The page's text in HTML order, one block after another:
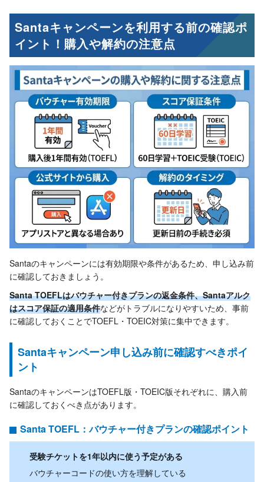
Santaキャンペーンを利用する前の確認ポ
イント！購入や解約の注意点
Santaのキャンペーンには有効期限や条件があるため、申し込み前
に確認しておきましょう。
Santa TOEFLはバウチャー付きプランの返金条件、Santaアルク
はスコア保証の適用条件などがトラブルになりやすいため、事前
に確認しておくことでTOEFL・TOEIC対策に集中できます。
Santaキャンペーン申し込み前に確認すべきポイ
ント
SantaのキャンペーンはTOEFL版・TOEIC版それぞれに、購入前
に確認しておくべき点があります。
Santa TOEFL：バウチャー付きプランの確認ポイント
受験チケットを1年以内に使う予定がある
バウチャーコードの使い方を理解している